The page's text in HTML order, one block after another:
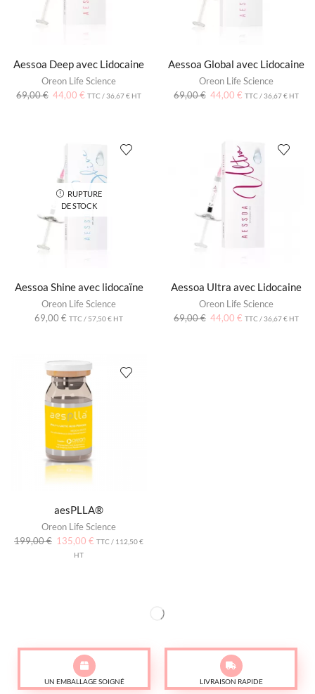
Aessoa Deep avec Lidocaine
Oreon Life Science
69,00€ 44,00 € TTC /36,67€ HT
Aessoa Global avec Lidocaine
Oreon Life Science
69,00€ 44,00 € TTC /36,67€ HT
RUPTURE
DE STOCK
Aessoa Shine avec lidocaïne
Oreon Life Science
69,00 € TTC / 57,50€ HT
Aessoa Ultra avec Lidocaine
Oreon Life Science
69,00€ 44,00 € TTC /36,67€ HT
aesPLLA®
Oreon Life Science
199,00€ 135,00 € TTC / 112,50€
HT
UN EMBALLAGE SOIGNÉ LIVRAISON RAPIDE